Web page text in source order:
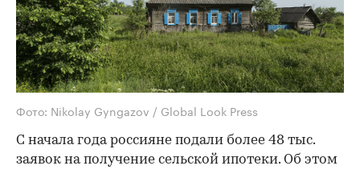
Фото: Nikolay Gyngazov / Global Look Press
С начала года россияне подали более 48 тыс.
заявок на получение сельской ипотеки. Об этом